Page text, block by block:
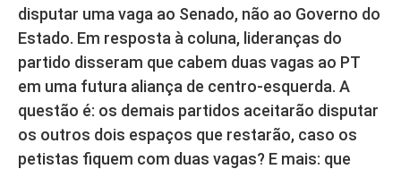
disputar uma vaga ao Senado, não ao Governo do
Estado. Em resposta à coluna, lideranças do
partido disseram que cabem duas vagas ao PT
em uma futura aliança de centro-esquerda. A
questão é: os demais partidos aceitarão disputar
os outros dois espaços que restarão, caso os
petistas fiquem com duas vagas? E mais: que